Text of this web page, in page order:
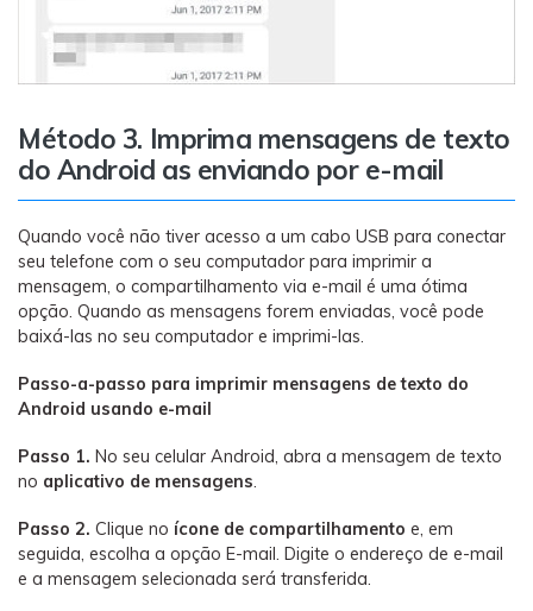
Método 3. Imprima mensagens de texto
do Android as enviando por e-mail
Quando você não tiver acesso a um cabo USB para conectar
seu telefone com o seu computador para imprimir a
mensagem, o compartilhamento via e-mail é uma ótima
opção. Quando as mensagens forem enviadas, você pode
baixá-las no seu computador e imprimi-las.
Passo-a-passo para imprimir mensagens de texto do
Android usando e-mail
Passo 1. No seu celular Android, abra a mensagem de texto
no aplicativo de mensagens.
Passo 2. Clique no ícone de compartilhamento e, em
seguida, escolha a opção E-mail. Digite o endereço de e-mail
e a mensagem selecionada será transferida.